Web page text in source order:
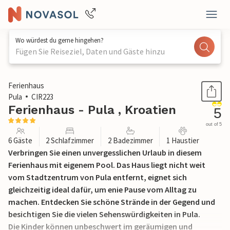
Wo würdest du gerne hingehen?
Fügen Sie Reiseziel, Daten und Gäste hinzu
1 / 33
Ferienhaus
Pula
CIR223
Ferienhaus - Pula , Kroatien 5
out of 5
6 Gäste 2 Schlafzimmer 2 Badezimmer 1 Haustier
Verbringen Sie einen unvergesslichen Urlaub in diesem
Ferienhaus mit eigenem Pool. Das Haus liegt nicht weit
vom Stadtzentrum von Pula entfernt, eignet sich
gleichzeitig ideal dafür, um enie Pause vom Alltag zu
machen. Entdecken Sie schöne Strände in der Gegend und
besichtigen Sie die vielen Sehenswürdigkeiten in Pula.
Die Kinder können unbeschwert im geräumigen und